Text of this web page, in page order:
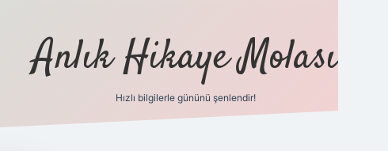
Anlık Hikaye Molası
Hızlı bilgilerle gününü şenlendir!